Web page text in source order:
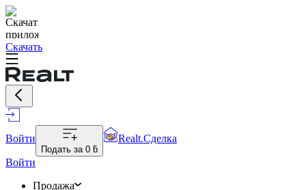
Скачать
Войти
Подать за 0 ƃ
Realt.Сделка
Войти
Продажа